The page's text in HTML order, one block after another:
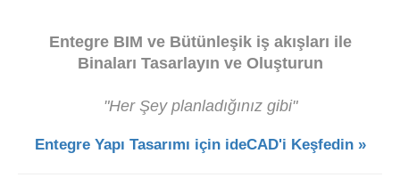
Entegre BIM ve Bütünleşik iş akışları ile
Binaları Tasarlayın ve Oluşturun
"HerŞey planladığınız gibi"
Entegre Yapı Tasarımı için ideCAD'i Keşfedin »